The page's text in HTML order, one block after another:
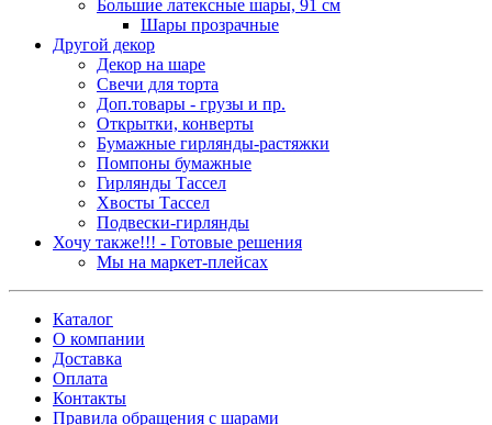
Большие латексные шары, 91 см
Шары прозрачные
Другой декор
Декор на шаре
Свечи для торта
Доп.товары - грузы и пр.
Открытки, конверты
Бумажные гирлянды-растяжки
Помпоны бумажные
Гирлянды Тассел
Хвосты Тассел
Подвески-гирлянды
Хочу также!!! - Готовые решения
Мы на маркет-плейсах
Каталог
О компании
Доставка
Оплата
Контакты
Правила обращения с шарами